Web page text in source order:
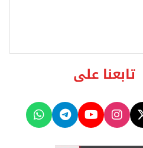
تابعنا على